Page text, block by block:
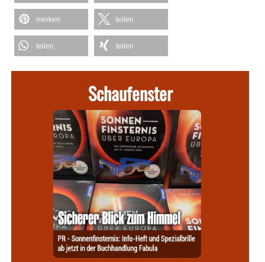
merken teilen
teilen teilen
Schaufenster